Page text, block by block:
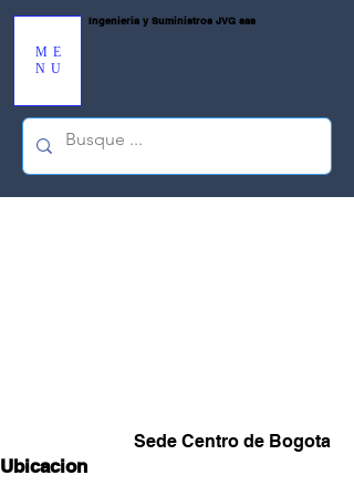
ME
NU
Ingenieria y Suministros JVG sas
Ubicacion
Sede Centro de Bogota